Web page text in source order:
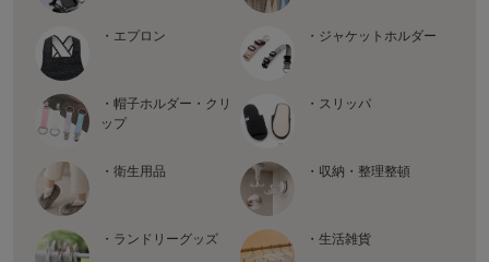
・エプロン ・ジャケットホルダー
・帽子ホルダー・クリ
ップ
・スリッパ
・衛生用品 ・収納・整理整頓
・ランドリーグッズ ・生活雑貨